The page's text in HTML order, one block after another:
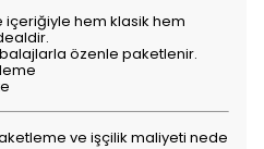
içeriğiyle hem klasik hem
özenle paketlenir.
ve işçilik maliyeti nede